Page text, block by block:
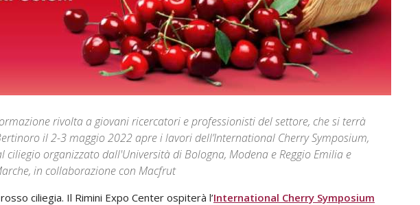
rivolta a giovani ricercatori e professionisti del settore, che si terrà
il 2-3 maggio 2022 apre i lavori dell’International Cherry Symposium,
ciliegio organizzato dall'Università di Bologna, Modena e Reggio Emilia e
in collaborazione con Macfrut
ciliegia. Il Rimini Expo Center ospiterà l’International Cherry Symposium